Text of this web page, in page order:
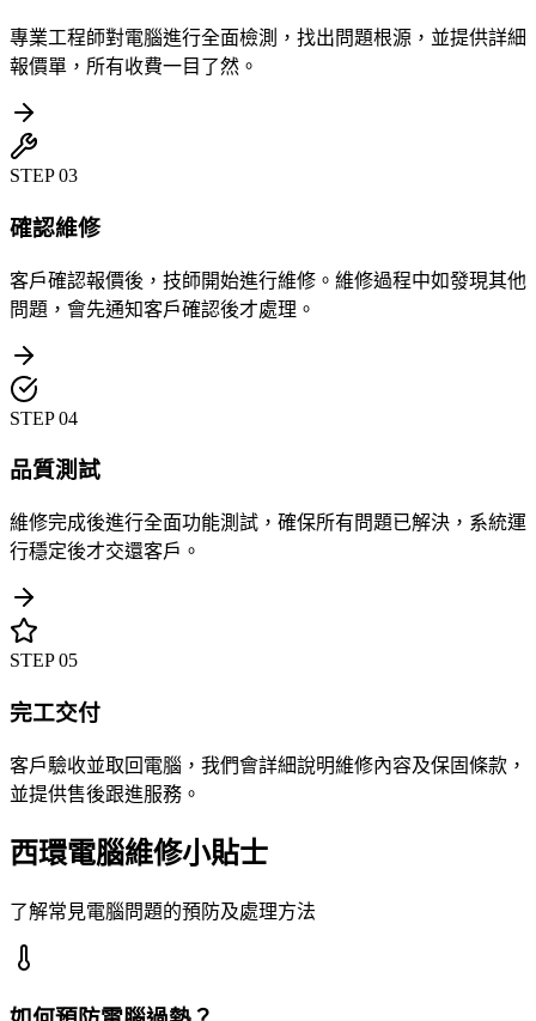
專業工程師對電腦進行全面檢測，找出問題根源，並提供詳細
報價單，所有收費一目了然。
STEP03
確認維修
客戶確認報價後，技師開始進行維修。維修過程中如發現其他
問題，會先通知客戶確認後才處理。
STEP04
品質測試
維修完成後進行全面功能測試，確保所有問題已解決，系統運
行穩定後才交還客戶。
STEP05
完工交付
客戶驗收並取回電腦，我們會詳細說明維修內容及保固條款，
並提供售後跟進服務。
西環電腦維修小貼士
了解常見電腦問題的預防及處理方法